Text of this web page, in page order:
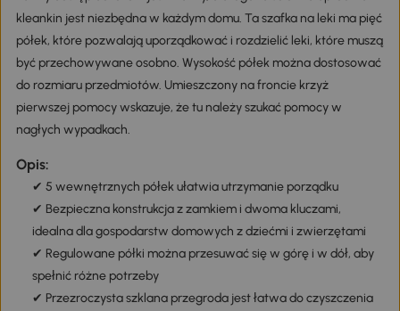
kleankin jest niezbędna w każdym domu. Ta szafka na leki ma pięć
półek, które pozwalają uporządkować i rozdzielić leki, które muszą
być przechowywane osobno. Wysokość półek można dostosować
do rozmiaru przedmiotów. Umieszczony na froncie krzyż
pierwszej pomocy wskazuje, że tu należy szukać pomocy w
nagłych wypadkach.
Opis:
✔ 5 wewnętrznych półek ułatwia utrzymanie porządku
✔ Bezpieczna konstrukcja z zamkiem i dwoma kluczami,
idealna dla gospodarstw domowych z dziećmi i zwierzętami
✔ Regulowane półki można przesuwać się w górę i w dół, aby
spełnić różne potrzeby
✔ Przezroczysta szklana przegroda jest łatwa do czyszczenia